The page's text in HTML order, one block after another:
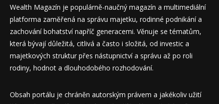
Wealth Magazín je populárně-naučný magazín a multimediální
platforma zaměřená na správu majetku, rodinné podnikání a
zachování bohatství napříč generacemi. Věnuje se tématům,
která bývají důležitá, citlivá a často i složitá, od investic a
majetkových struktur přes nástupnictví a správu až po roli
rodiny, hodnot a dlouhodobého rozhodování.
Obsah portálu je chráněn autorským právem a jakékoliv užití